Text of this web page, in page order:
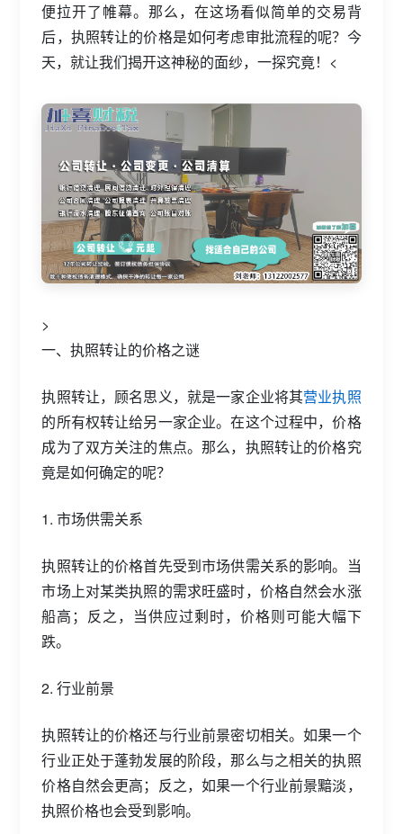
便拉开了帷幕。那么，在这场看似简单的交易背
后，执照转让的价格是如何考虑审批流程的呢？今
天，就让我们揭开这神秘的面纱，一探究竟！<
>
一、执照转让的价格之谜
执照转让，顾名思义，就是一家企业将其营业执照
的所有权转让给另一家企业。在这个过程中，价格
成为了双方关注的焦点。那么，执照转让的价格究
竟是如何确定的呢？
1. 市场供需关系
执照转让的价格首先受到市场供需关系的影响。当
市场上对某类执照的需求旺盛时，价格自然会水涨
船高；反之，当供应过剩时，价格则可能大幅下
跌。
2. 行业前景
执照转让的价格还与行业前景密切相关。如果一个
行业正处于蓬勃发展的阶段，那么与之相关的执照
价格自然会更高；反之，如果一个行业前景黯淡，
执照价格也会受到影响。